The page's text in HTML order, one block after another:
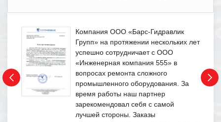
Компания ООО «Барс-Гидравлик
Групп» на протяжении нескольких лет
успешно сотрудничает с ООО
«Инженерная компания 555» в
вопросах ремонта сложного
промышленного оборудования. За
время работы наш партнер
зарекомендовал себя с самой
лучшей стороны. Заказы